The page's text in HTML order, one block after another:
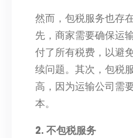
然而，包税服务也存
先，商家需要确保运
付了所有税费，以避
续问题。其次，包税
高，因为运输公司需
本。
2. 不包税服务